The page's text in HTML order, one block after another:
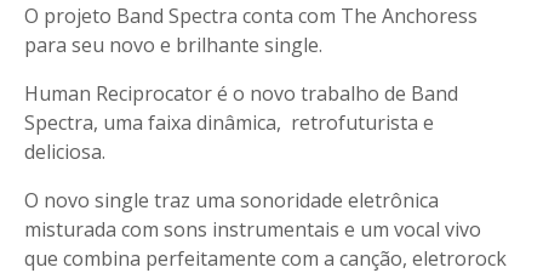
O projeto Band Spectra conta com The Anchoress
para seu novo e brilhante single.
Human Reciprocator é o novo trabalho de Band
Spectra, uma faixa dinâmica, retrofuturista e
deliciosa.
O novo single traz uma sonoridade eletrônica
misturada com sons instrumentais e um vocal vivo
que combina perfeitamente com a canção, eletrorock